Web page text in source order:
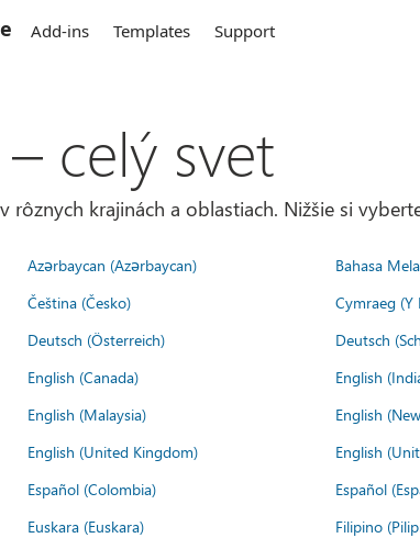
Add-ins Templates Support
celý svet
rôznych krajinách a oblastiach. Nižšie si
Azərbaycan (Azərbaycan) Bahasa
Čeština (Česko) Cymraeg (Y
Deutsch (Österreich) Deutsch
English (Canada) English
English (Malaysia) English
English (United Kingdom) English
Español (Colombia) Español
Euskara (Euskara) Filipino